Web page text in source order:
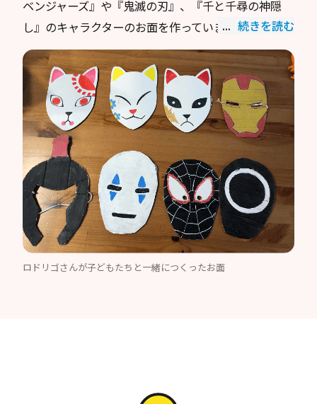
ベンジャーズ』や『鬼滅の刃』、『千と千尋の神隠
し』のキャラクターのお面を作っています。続きを読む
ロドリゴさんが子どもたちと一緒につくったお面